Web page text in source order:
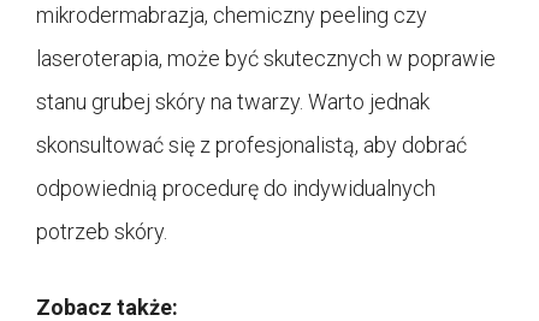
mikrodermabrazja, chemiczny peeling czy
laseroterapia, może być skutecznych w poprawie
stanu grubej skóry na twarzy. Warto jednak
skonsultować się z profesjonalistą, aby dobrać
odpowiednią procedurę do indywidualnych
potrzeb skóry.
Zobacz także: